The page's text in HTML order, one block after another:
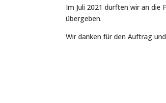
Im Juli 2021 durften wir an die
übergeben.
Wir danken für den Auftrag